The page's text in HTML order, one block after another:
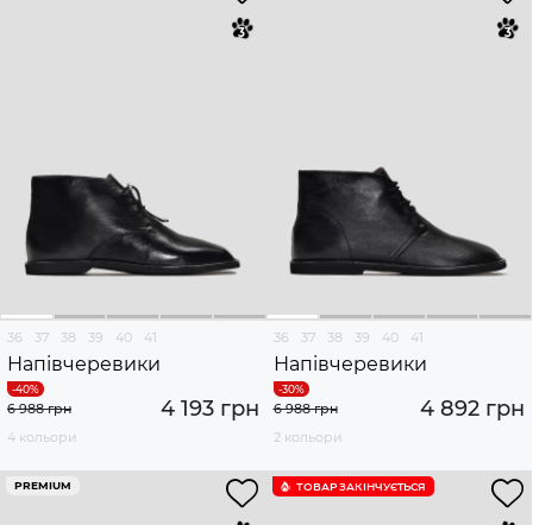
36 37 38 39 40 41
Напівчеревики
4 193 грн
6 988 грн
4 кольори
36 37 38 39 40 41
Напівчеревики
4 892 грн
6 988 грн
2 кольори
PREMIUM ТОВАР ЗАКІНЧУЄTЬСЯ